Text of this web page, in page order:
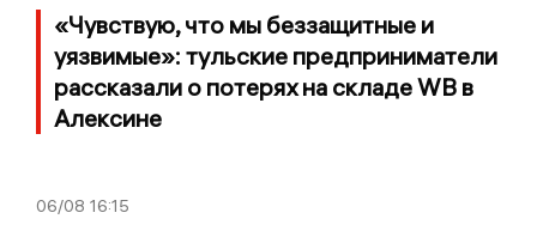
«Чувствую, что мы беззащитные и
уязвимые»: тульские предприниматели
рассказали о потерях на складе WB в
Алексине
06/08 16:15